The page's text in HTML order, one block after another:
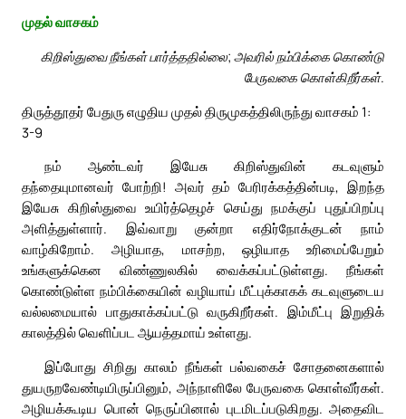
முதல் வாசகம்
கிறிஸ்துவை நீங்கள் பார்த்ததில்லை; அவரில் நம்பிக்கை கொண்டு
பேருவகை கொள்கிறீர்கள்.
திருத்தூதர் பேதுரு எழுதிய முதல் திருமுகத்திலிருந்து வாசகம் 1:
3-9
நம் ஆண்டவர் இயேசு கிறிஸ்துவின் கடவுளும்
தந்தையுமானவர் போற்றி! அவர் தம் பேரிரக்கத்தின்படி, இறந்த
இயேசு கிறிஸ்துவை உயிர்த்தெழச் செய்து நமக்குப் புதுப்பிறப்பு
அளித்துள்ளார். இவ்வாறு குன்றா எதிர்நோக்குடன் நாம்
வாழ்கிறோம். அழியாத, மாசற்ற, ஒழியாத உரிமைப்பேறும்
உங்களுக்கென விண்ணுலகில் வைக்கப்பட்டுள்ளது. நீங்கள்
கொண்டுள்ள நம்பிக்கையின் வழியாய் மீட்புக்காகக் கடவுளுடைய
வல்லமையால் பாதுகாக்கப்பட்டு வருகிறீர்கள். இம்மீட்பு இறுதிக்
காலத்தில் வெளிப்பட ஆயத்தமாய் உள்ளது.
இப்போது சிறிது காலம் நீங்கள் பல்வகைச் சோதனைகளால்
துயருறவேண்டியிருப்பினும், அந்நாளிலே பேருவகை கொள்வீர்கள்.
அழியக்கூடிய பொன் நெருப்பினால் புடமிடப்படுகிறது. அதைவிட